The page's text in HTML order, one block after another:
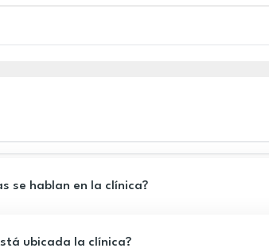
se hablan en la clínica?
ubicada la clínica?